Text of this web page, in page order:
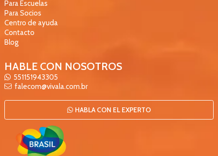
Para Escuelas
Para Socios
Centro de ayuda
Contacto
Blog
HABLE CON NOSOTROS
551151943305
falecom@vivala.com.br
HABLA CON EL EXPERTO